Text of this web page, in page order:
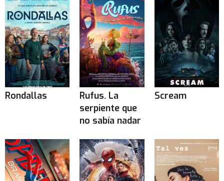
Rondallas
Rufus. La
serpiente que
no sabía nadar
Scream